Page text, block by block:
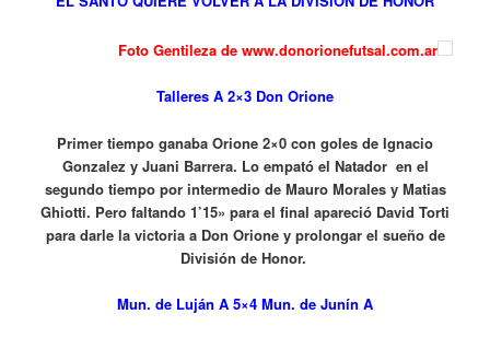
Foto Gentileza de www.donorionefutsal.com.ar
Talleres A 2×3 Don Orione
Primer tiempo ganaba Orione 2×0 con goles de Ignacio
Gonzalez y Juani Barrera. Lo empató el Natador en el
segundo tiempo por intermedio de Mauro Morales y Matias
Ghiotti. Pero faltando 1’15» para el final apareció David Torti
para darle la victoria a Don Orione y prolongar el sueño de
División de Honor.
Mun. de Luján A 5×4 Mun. de Junín A